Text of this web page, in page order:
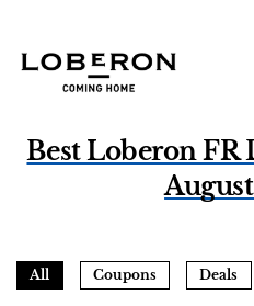
Best Loberon FR
All Coupons Deals